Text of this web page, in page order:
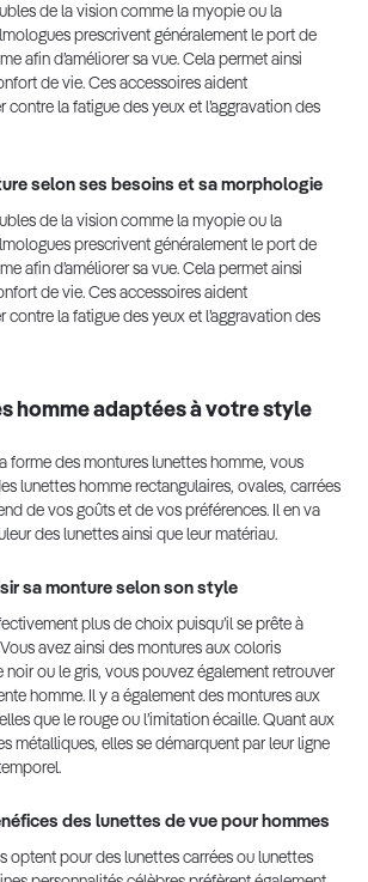
de la vision comme la myopie ou la
prescrivent généralement le port de
afin d’améliorer sa vue. Cela permet ainsi
de vie. Ces accessoires aident
la fatigue des yeux et l’aggravation des
selon ses besoins et sa morphologie
de la vision comme la myopie ou la
prescrivent généralement le port de
afin d’améliorer sa vue. Cela permet ainsi
de vie. Ces accessoires aident
la fatigue des yeux et l’aggravation des
homme adaptées à votre style
forme des montures lunettes homme, vous
lunettes homme rectangulaires, ovales, carrées
de vos goûts et de vos préférences. Il en va
des lunettes ainsi que leur matériau.
sa monture selon son style
plus de choix puisqu’il se prête à
avez ainsi des montures aux coloris
noir ou le gris, vous pouvez également retrouver
homme. Il y a également des montures aux
que le rouge ou l’imitation écaille. Quant aux
métalliques, elles se démarquent par leur ligne
des lunettes de vue pour hommes
optent pour des lunettes carrées ou lunettes